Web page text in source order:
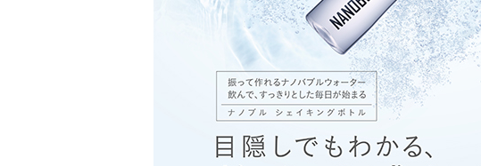
休業期間中に頂きましたご注文につきましては、
2025年1月8日(木)以降、順次出荷させていただきます。
社名変更のお知らせ 2025年12月
平素よりご利用いただき誠にありがとうございます。
株式会社ビズーコーポレーションは、株式会社 ルミグロウに
今後とも、ご愛顧の程よろしくお願い申し上げます。